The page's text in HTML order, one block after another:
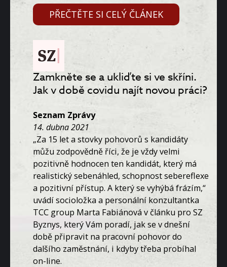
PŘEČTĚTE SI CELÝ ČLÁNEK
Zamkněte se a ukliďte si ve skříni.
Jak v době covidu najít novou práci?
Seznam Zprávy
14. dubna 2021
„Za 15 let a stovky pohovorů s kandidáty
můžu zodpovědně říci, že je vždy velmi
pozitivně hodnocen ten kandidát, který má
realistický sebenáhled, schopnost sebereflexe
a pozitivní přístup. A který se vyhýbá frázím,“
uvádí socioložka a personální konzultantka
TCC group Marta Fabiánová v článku pro SZ
Byznys, který Vám poradí, jak se v dnešní
době připravit na pracovní pohovor do
dalšího zaměstnání, i kdyby třeba probíhal
on-line.